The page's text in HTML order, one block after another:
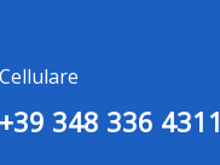
Cellulare
+39 348 336 4311